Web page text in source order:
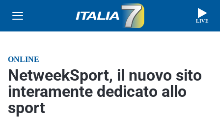
LIVE
ONLINE
NetweekSport, il nuovo sito
interamente dedicato allo
sport